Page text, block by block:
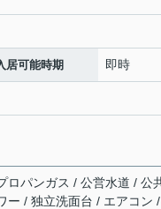
居可能時期 即時
パンガス / 公営水道 / 公
/ 独立洗面台 / エアコン